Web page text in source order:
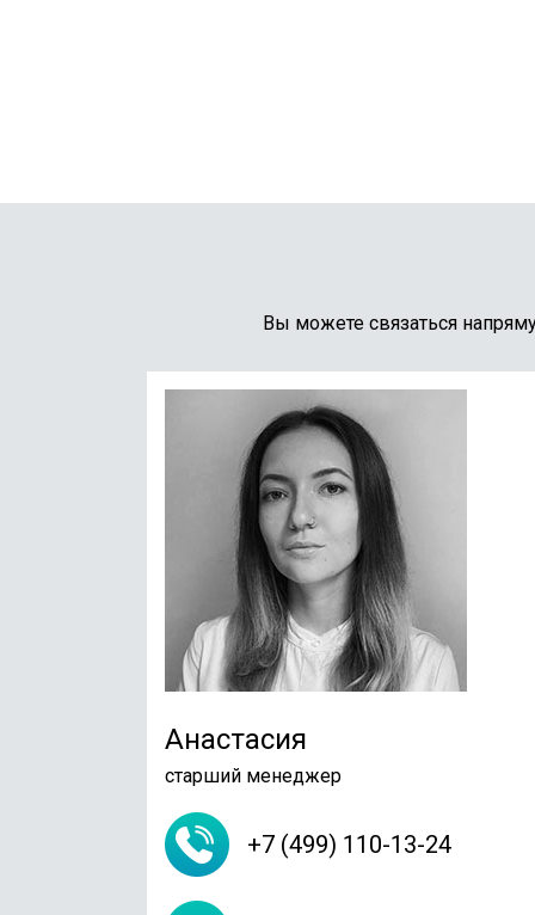
Вы можете связаться
Анастасия
старший менеджер
+7 (499) 110-13-24